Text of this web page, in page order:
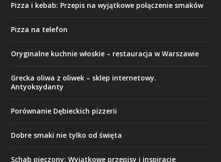
Pizza i kebab: Przepis na wyjątkowe połączenie smaków
Pizza na telefon
Oryginalne kuchnie włoskie – restauracja w Warszawie
Grecka oliwa z oliwek – sklep internetowy.
Antyoksydanty
Porównanie Dębieckich pizzerii
Dobre smaki nie tylko od święta
Schab pieczony: Wyjątkowe przepisy i inspiracje